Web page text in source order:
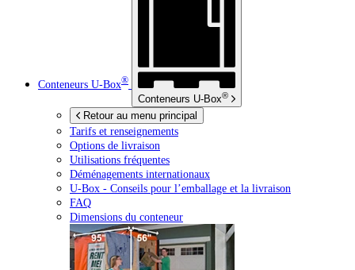
Conteneurs U-Box®
Conteneurs U-Box®
Retour au menu principal
Tarifs et renseignements
Options de livraison
Utilisations fréquentes
Déménagements internationaux
U-Box - Conseils pour l’emballage et la livraison
FAQ
Dimensions du conteneur